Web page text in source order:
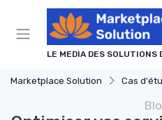
LE MEDIA DES SOLUTIONS
Marketplace Solution Cas
Panneau de gestion des